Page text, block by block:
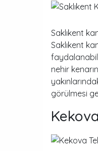
Saklıkent
Saklıkent
nehir
görülmesi